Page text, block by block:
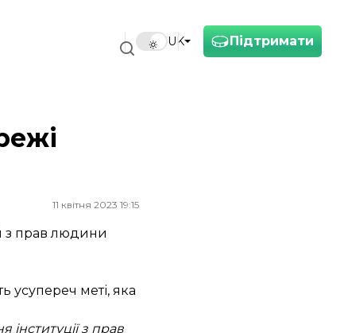
Підтримати
UK
11 квітня 2023 19:15
з прав людини
усупереч меті, яка
з прав